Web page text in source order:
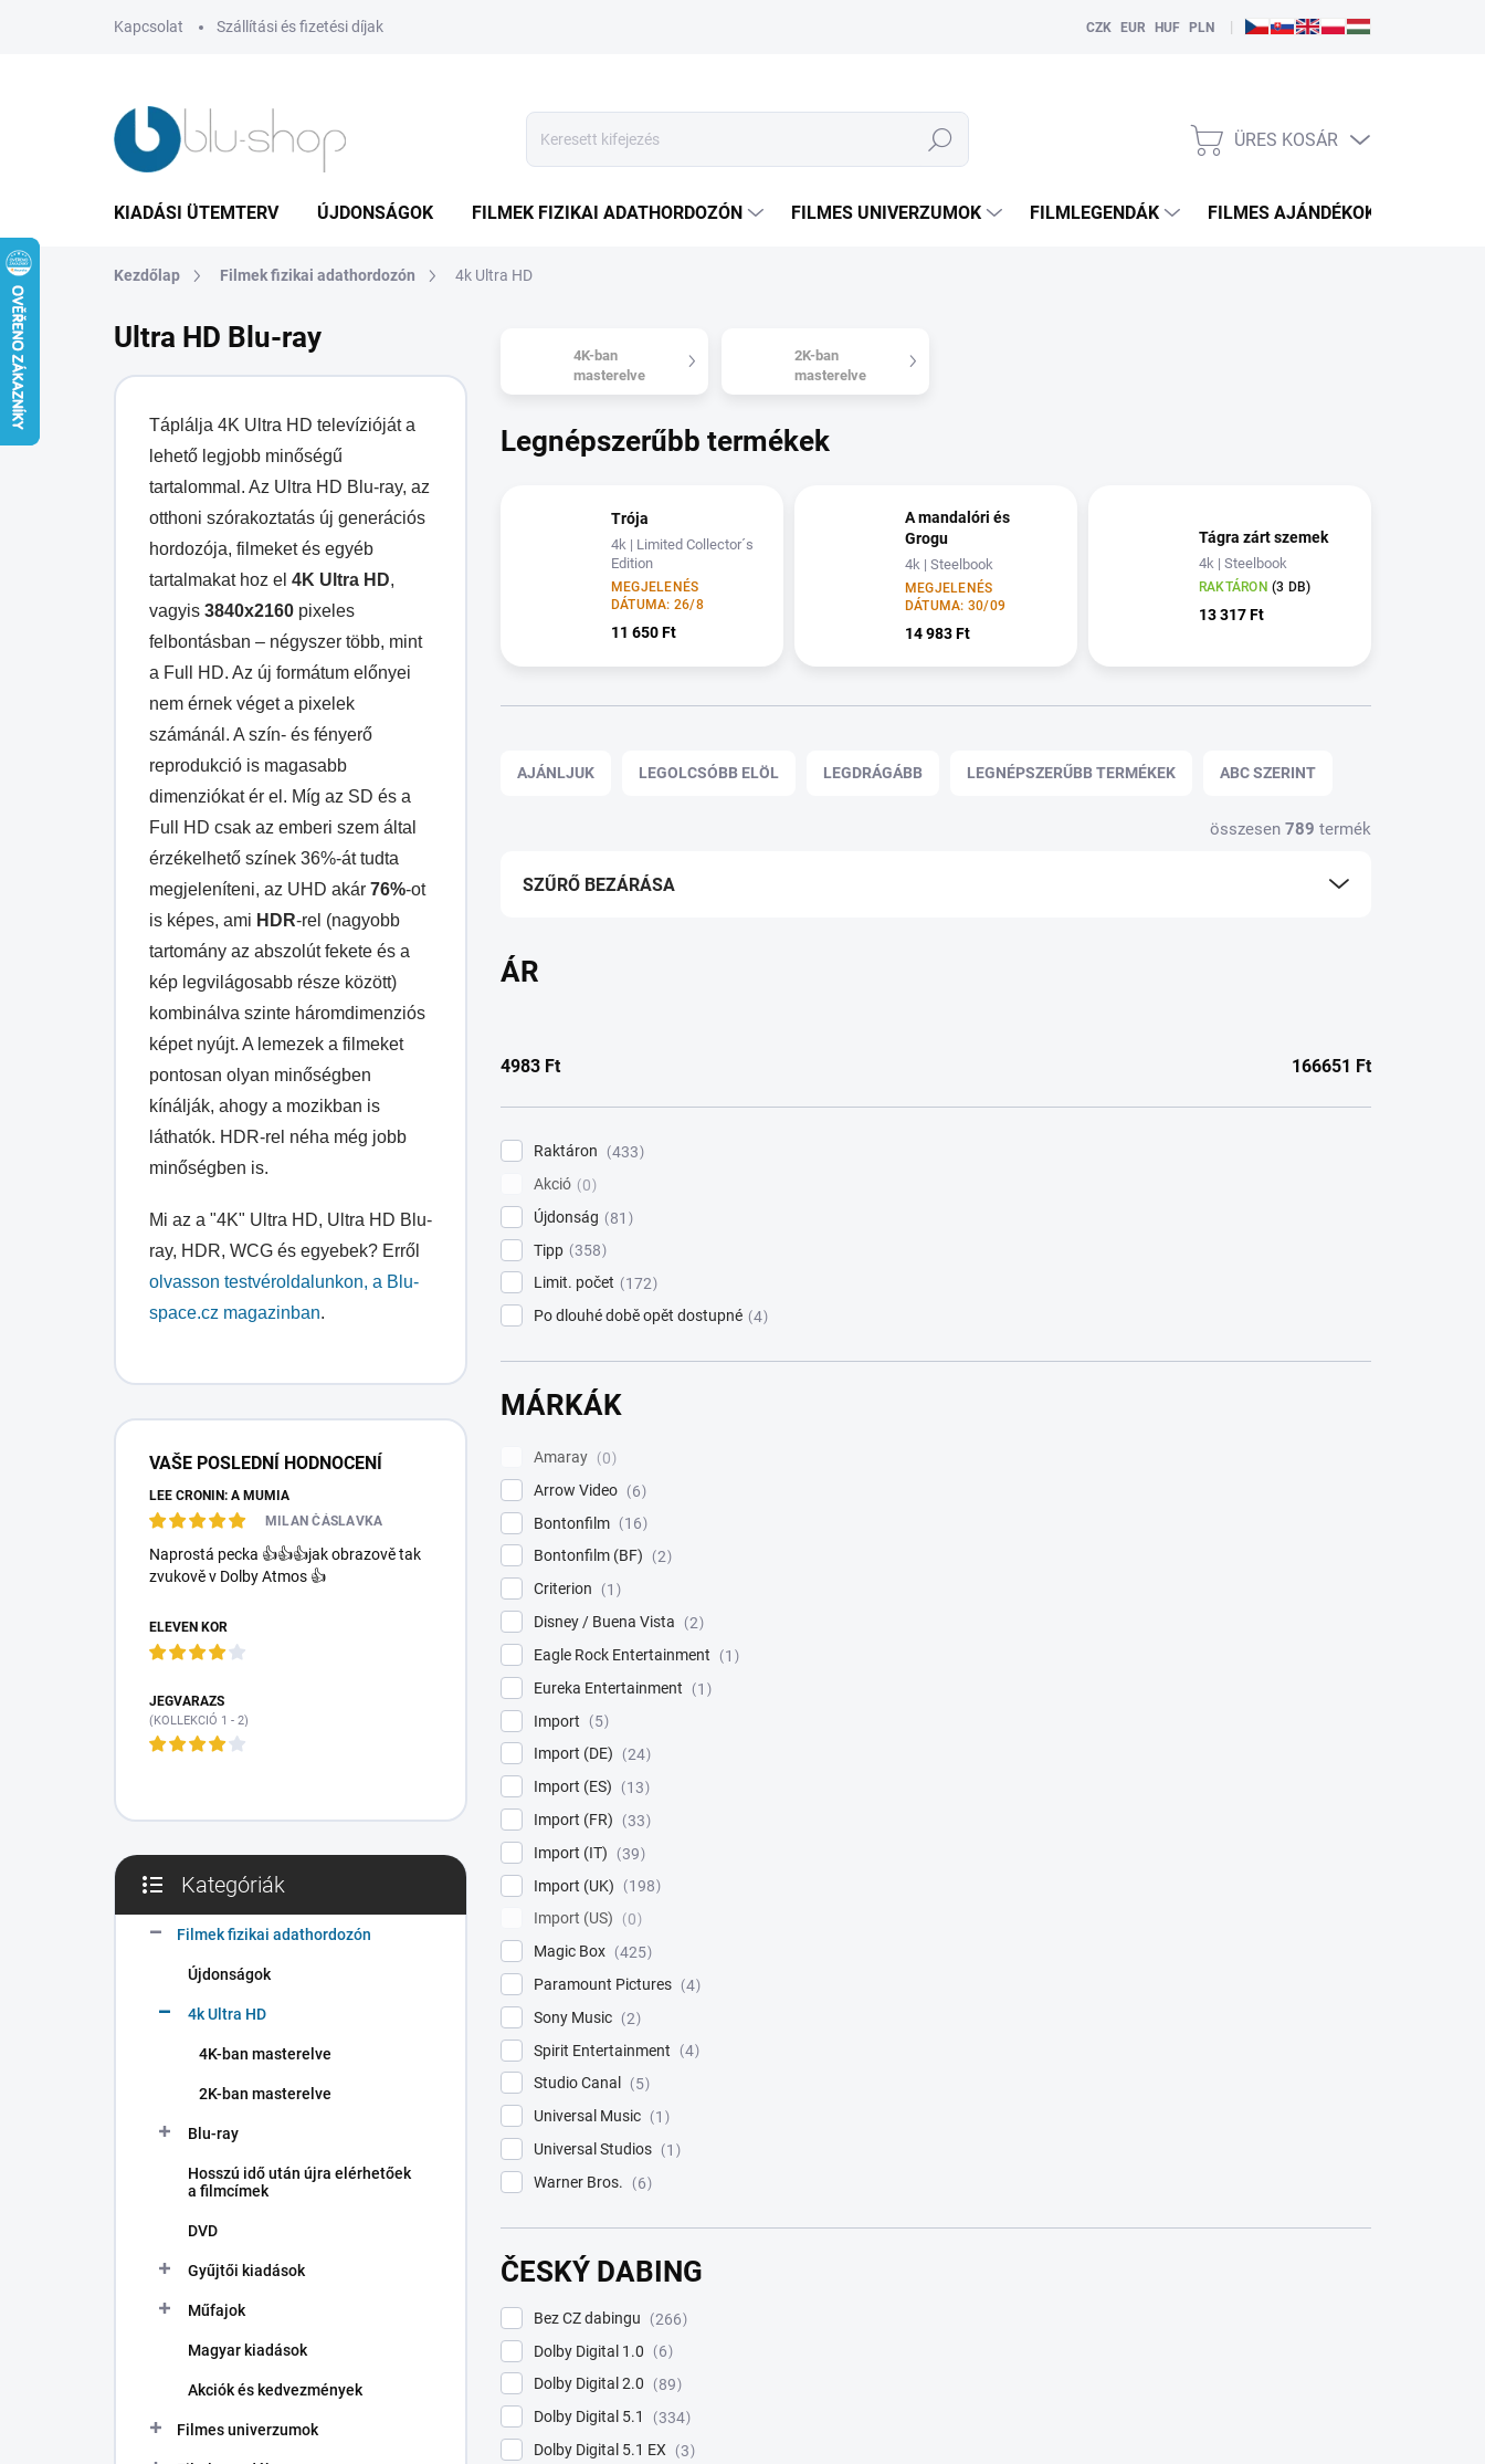
Kapcsolat Szállítási és fizetési díjak CZK EUR HUF PLN |
Keresés KOSÁR
ÜRES KOSÁR
KIADÁSI ÜTEMTERV ÚJDONSÁGOK FILMEK FIZIKAI ADATHORDOZÓN FILMES UNIVERZUMOK FILMLEGENDÁK FILMES AJÁNDÉKOK
Kezdőlap Filmek fizikai adathordozón 4k Ultra HD
Ultra HD Blu-ray
Táplálja 4K Ultra HD televízióját a
lehető legjobb minőségű
tartalommal. Az Ultra HD Blu-ray, az
otthoni szórakoztatás új generációs
hordozója, filmeket és egyéb
tartalmakat hoz el 4K Ultra HD,
vagyis 3840x2160 pixeles
felbontásban – négyszer több, mint
a Full HD. Az új formátum előnyei
nem érnek véget a pixelek
számánál. A szín- és fényerő
reprodukció is magasabb
dimenziókat ér el. Míg az SD és a
Full HD csak az emberi szem által
érzékelhető színek 36%-át tudta
megjeleníteni, az UHD akár 76%-ot
is képes, ami HDR-rel (nagyobb
tartomány az abszolút fekete és a
kép legvilágosabb része között)
kombinálva szinte háromdimenziós
képet nyújt. A lemezek a filmeket
pontosan olyan minőségben
kínálják, ahogy a mozikban is
láthatók. HDR-rel néha még jobb
minőségben is.
Mi az a "4K" Ultra HD, Ultra HD Blu-
ray, HDR, WCG és egyebek? Erről
olvasson testvéroldalunkon, a Blu-
space.cz magazinban.
O
VAŠE POSLEDNÍ HODNOCENÍ
LEE CRONIN: A MÚMIA
MILAN ČÁSLAVKA
Naprostá pecka 👍👍👍jak obrazově tak
zvukově v Dolby Atmos 👍
ELEVEN KÓR
JÉGVARÁZS
(KOLLEKCIÓ 1 - 2)
átugrása
Kategóriák
Filmek fizikai adathordozón
Újdonságok
4k Ultra HD
4K-ban masterelve
2K-ban masterelve
Blu-ray
Hosszú idő után újra elérhetőek
a filmcímek
DVD
Gyűjtői kiadások
Műfajok
Magyar kiadások
Akciók és kedvezmények
Filmes univerzumok
4K-ban
masterelve
2K-ban
masterelve
Legnépszerűbb termékek
Trója
4k | Limited Collector´s
Edition
MEGJELENÉS
DÁTUMA: 26/8
11 650 Ft
A mandalóri és
Grogu
4k | Steelbook
MEGJELENÉS
DÁTUMA: 30/09
14 983 Ft
Tágra zárt szemek
4k | Steelbook
RAKTÁRON(3 DB)
13 317 Ft
e
n
z
é
s
AJÁNLJUK LEGOLCSÓBB ELÖL LEGDRÁGÁBB LEGNÉPSZERŰBB TERMÉKEK ABC SZERINT
összesen 789 termék
SZŰRŐ BEZÁRÁSA
ÁR
4983 Ft 166651 Ft
Raktáron
433
Akció
0
Újdonság
81
Tipp
358
Limit. počet
172
Po dlouhé době opět dostupné
4
MÁRKÁK
Amaray
0
Arrow Video
6
Bontonfilm
16
Bontonfilm (BF)
2
Criterion
1
Disney / Buena Vista
2
Eagle Rock Entertainment
1
Eureka Entertainment
1
Import
5
Import (DE)
24
Import (ES)
13
Import (FR)
33
Import (IT)
39
Import (UK)
198
Import (US)
0
Magic Box
425
Paramount Pictures
4
Sony Music
2
Spirit Entertainment
4
Studio Canal
5
Universal Music
1
Universal Studios
1
Warner Bros.
6
ČESKÝ DABING
Bez CZ dabingu
266
Dolby Digital 1.0
6
Dolby Digital 2.0
89
Dolby Digital 5.1
334
Dolby Digital 5.1 EX
3